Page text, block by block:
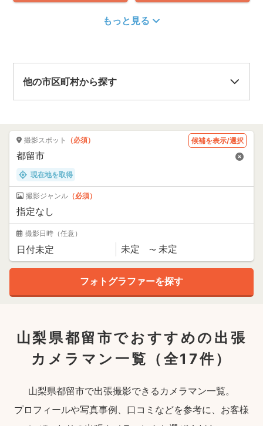
もっと見る
他の市区町村から探す
撮影スポット （必須） 候補を表示/選択
現在地を取得
撮影ジャンル （必須）
撮影日時 （任意）
山梨県都留市でおすすめの出張
カメラマン一覧
（全17件）
山梨県都留市で出張撮影できるカメラマン一覧。
プロフィールや写真事例、口コミなどを参考に、お客様